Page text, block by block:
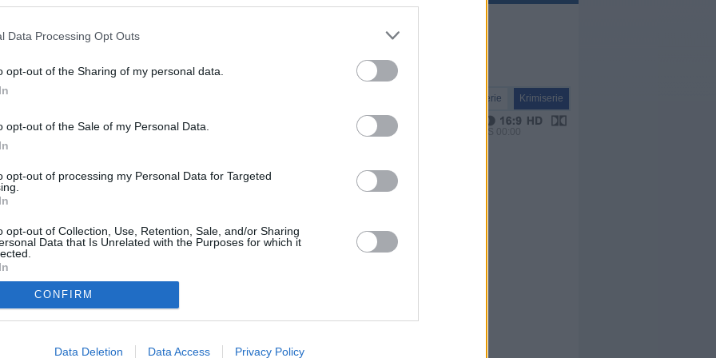
Data Processing Opt Outs
opt-out of the Sharing of my personal data.
opt-out of the Sale of my Personal Data.
opt-out of processing my Personal Data for Targeted
opt-out of Collection, Use, Retention, Sale, and/or Sharing
Data that Is Unrelated with the Purposes for which it
CONFIRM
Data Deletion Data Access Privacy Policy
Serie Krimiserie
VPS 00:00
Philip Richter tot auf, neben ihm eine Tasche mit 15.000
Christian Lind, der Sven Hansen vertreten muss, ermitteln in alle
um das Spiel zu manipulieren? Als sich herausstellt, dass die
dem Trainer Christoph Jeromin stammen, gerät der Rosenheimer
macht Sekretärin Stockl eine pikante Entdeckung: Ritter hatte ein
Barbara Löffler.
Korbinian Hofer
Christian Lind
Marie Hofer
Michael Mohr
Gert Achtziger